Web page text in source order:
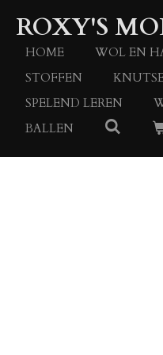
Ga
direct
naar
hoofdinhoud
ROXY'S
HOME WOL EN
STOFFEN
SPELEND LEREN
BALLEN